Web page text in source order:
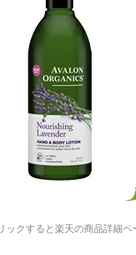
クすると楽天の商品詳細ペ